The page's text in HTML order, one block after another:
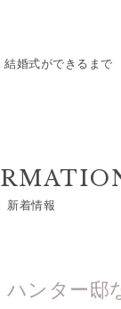
結婚式ができるまで
新着情報
ンター邸